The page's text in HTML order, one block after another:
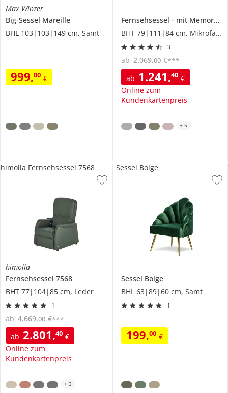
Max Winzer
Big-Sessel Mareille
BHL 103|103|149 cm, Samt
999,00 €
Fernsehsessel
mit Memoryfunktion
BHT 79|111|84 cm, Mikrofaser
3
ab 1.241,40 €
Online zum
Kundenkartenpreis
ab 2.069,00 €***
+ 5
himolla
Fernsehsessel 7568
BHT 77|104|85 cm, Leder
1
ab 2.801,40 €
Online zum
Kundenkartenpreis
ab 4.669,00 €***
himolla Fernsehsessel 7568
+ 3
Sessel Bolge
BHL 63|89|60 cm, Samt
1
199,00 €
Sessel Bolge